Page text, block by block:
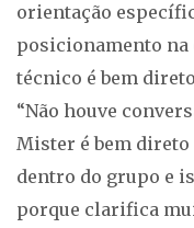
orientação
posicionamento na
técnico é bem
“Não houve
Mister é bem direto
dentro do grupo e
porque clarifica